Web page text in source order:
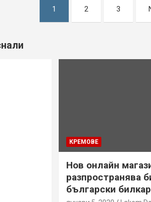
1 2 3
КРЕМОВЕ
Нов онлайн
разпространява
български